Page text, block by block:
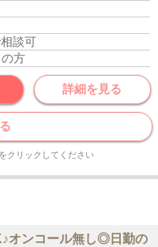
談可
方
詳細を見る
クリックしてください
オンコール無し◎日勤の